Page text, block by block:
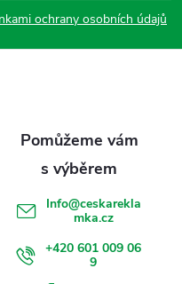
ochrany osobních údajů
Info@ceskarekla
mka.cz
+420 601 009 06
9